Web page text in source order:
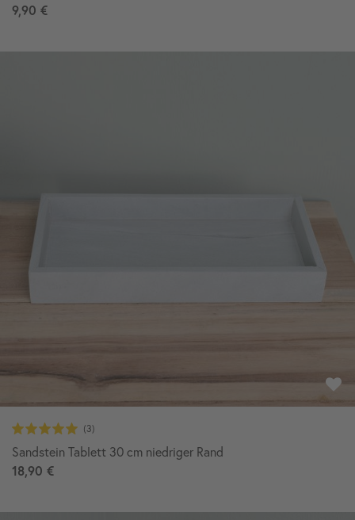
9,90 €
Sandstein Tablett 30 cm niedriger Rand
18,90 €